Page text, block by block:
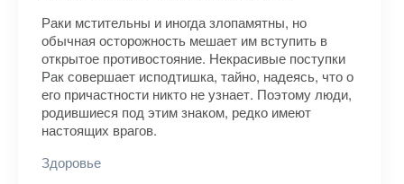
Раки мстительны и иногда злопамятны, но
обычная осторожность мешает им вступить в
открытое противостояние. Некрасивые поступки
Рак совершает исподтишка, тайно, надеясь, что о
его причастности никто не узнает. Поэтому люди,
родившиеся под этим знаком, редко имеют
настоящих врагов.
Здоровье